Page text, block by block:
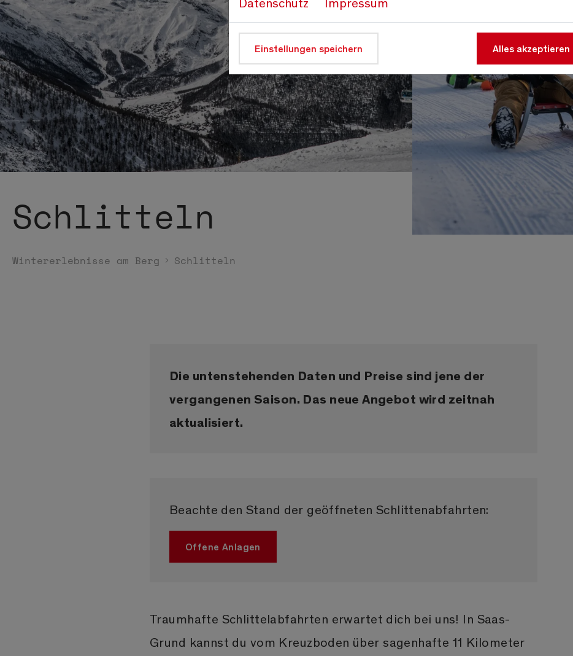
Schlitteln
Wintererlebnisse am Berg Schlitteln
Die untenstehenden Daten und Preise sind jene der
vergangenen Saison. Das neue Angebot wird zeitnah
aktualisiert.
Beachte den Stand der geöffneten Schlittenabfahrten:
Offene Anlagen
Traumhafte Schlittelabfahrten erwartet dich bei uns! In Saas-
Grund kannst du vom Kreuzboden über sagenhafte 11 Kilometer
Einstellungen speichern Alles akzeptieren